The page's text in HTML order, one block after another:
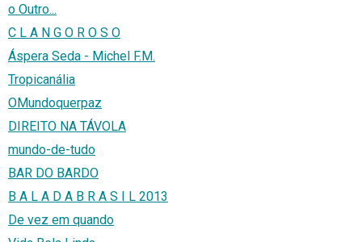
o Outro...
C L A N G O R O S O
Áspera Seda - Michel F.M.
Tropicanália
OMundoquerpaz
DIREITO NA TÁVOLA
mundo-de-tudo
BAR DO BARDO
B A L A D A B R A S I L 2013
De vez em quando